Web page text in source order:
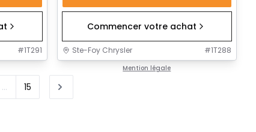
#1T291
Commencer votre achat
Ste-Foy Chrysler #1T288
Mention légale
... 15